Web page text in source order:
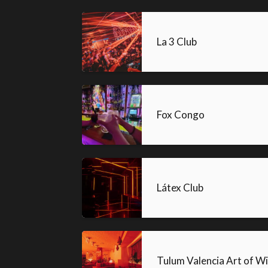
La 3 Club
Fox Congo
Látex Club
Tulum Valencia Art of